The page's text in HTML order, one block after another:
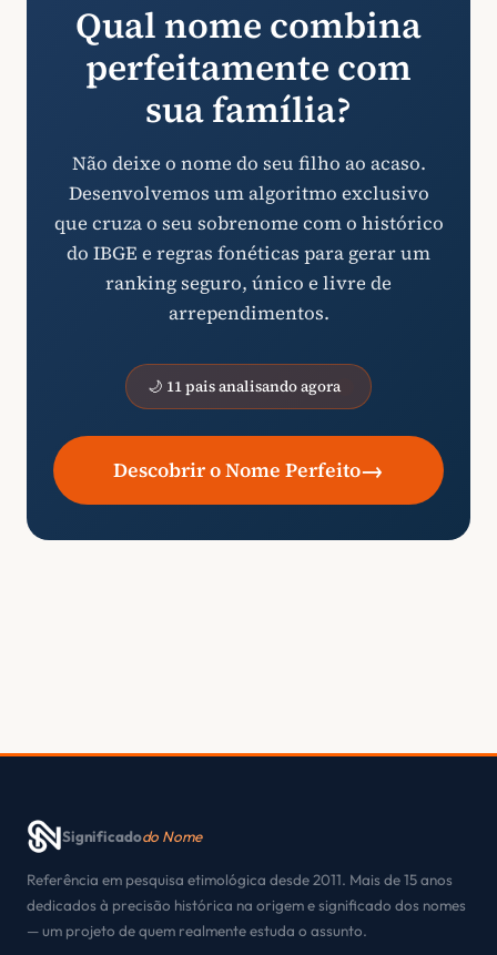
Qual nome combina
perfeitamente com
sua família?
Não deixe o nome do seu filho ao acaso.
Desenvolvemos um algoritmo exclusivo
que cruza o seu sobrenome com o histórico
do IBGE e regras fonéticas para gerar um
ranking seguro, único e livre de
arrependimentos.
🌙 11 pais analisando agora
Descobrir o Nome Perfeito→
Significadodo Nome
Referência em pesquisa etimológica desde 2011. Mais de 15 anos
dedicados à precisão histórica na origem e significado dos nomes
— um projeto de quem realmente estuda o assunto.